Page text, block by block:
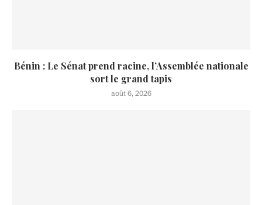
Bénin : Le Sénat prend racine, l’Assemblée nationale
sort le grand tapis
août 6, 2026